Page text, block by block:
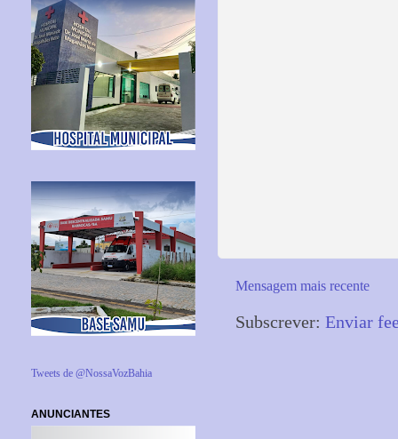
Mensagem mais recente
Subscrever: Enviar
Tweets de @NossaVozBahia
ANUNCIANTES